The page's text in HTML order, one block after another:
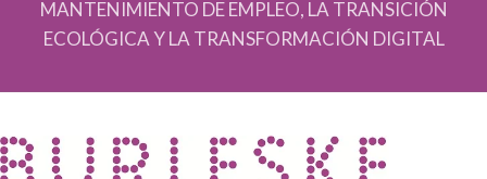
MANTENIMIENTO DE EMPLEO, LA TRANSICIÓN
ECOLÓGICA Y LA TRANSFORMACIÓN DIGITAL